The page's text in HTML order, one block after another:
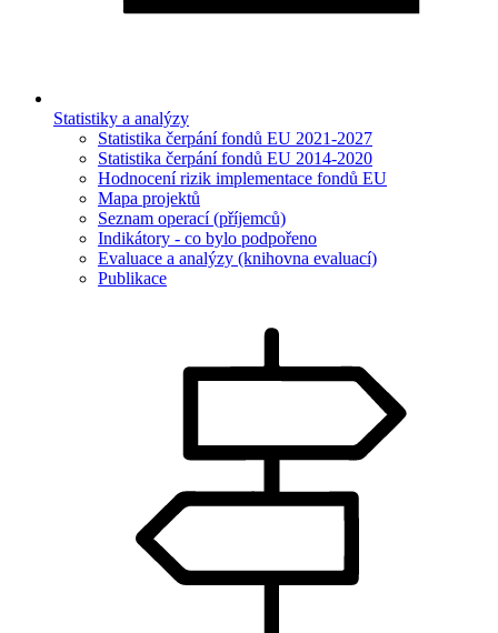
Statistiky a analýzy
Statistika čerpání fondů EU 2021-2027
Statistika čerpání fondů EU 2014-2020
Hodnocení rizik implementace fondů EU
Mapa projektů
Seznam operací (příjemců)
Indikátory - co bylo podpořeno
Evaluace a analýzy (knihovna evaluací)
Publikace